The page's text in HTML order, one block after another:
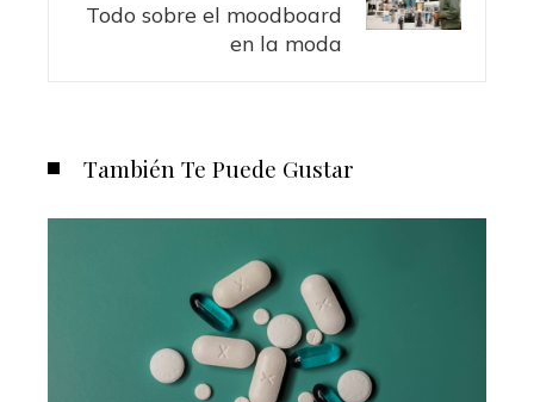
Todo sobre el moodboard
en la moda
También Te Puede Gustar